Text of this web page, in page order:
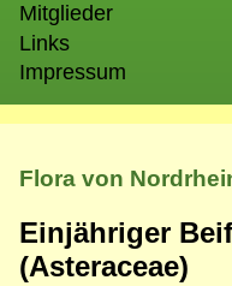
Mitglieder
Links
Impressum
Flora von
Einjähriger
(Asteraceae)